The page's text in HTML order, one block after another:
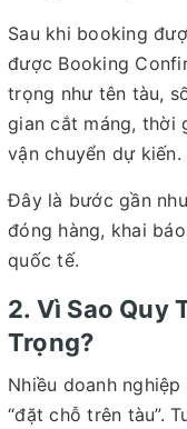
Sau khi booking
được Booking
trọng như tên tàu,
gian cắt máng, thời
vận chuyển dự kiến.
Đây là bước gần
đóng hàng, khai
quốc tế.
2. Vì Sao Quy
Trọng?
Nhiều doanh
“đặt chỗ trên tàu”.